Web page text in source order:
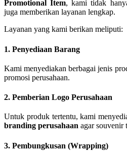
Promotional Item, kami tidak
juga memberikan layanan lengkap.
Layanan yang kami berikan meliputi:
1. Penyediaan Barang
Kami menyediakan berbagai jenis
promosi perusahaan.
2. Pemberian Logo Perusahaan
Untuk produk tertentu, kami
branding perusahaan agar souvenir
3. Pembungkusan (Wrapping)